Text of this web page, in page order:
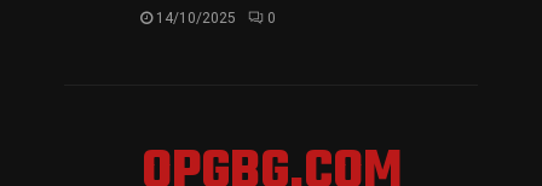
14/10/2025 0